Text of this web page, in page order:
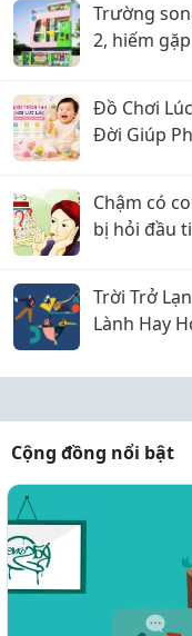
Trường
2, hiếm gặp
Đồ Chơi
Đời Giúp
Chậm có
bị hỏi đầu
Trời Trở
Lành Hay
Cộng đồng nổi bật